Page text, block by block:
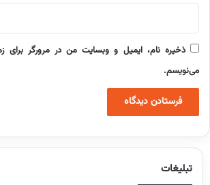
ذخیره نام، ایمیل و وبسایت من در مرورگر برای
می‌نویسم.
تبلیغات